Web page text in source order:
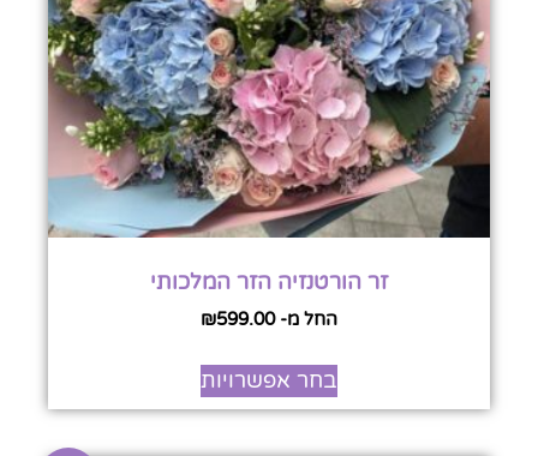
זר הורטנזיה הזר המלכותי
החל מ- ₪599.00
בחר אפשרויות